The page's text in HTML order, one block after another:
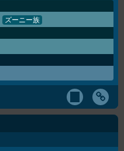
ズーニー族